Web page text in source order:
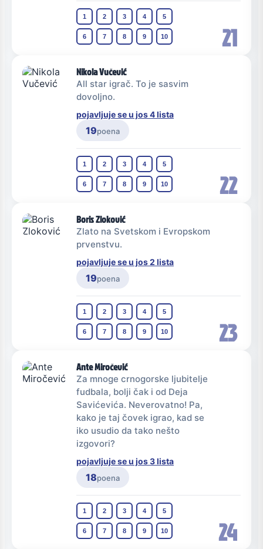
21
1 2 3 4 5
6 7 8 9 10
22
Nikola Vučević
All star igrač. To je sasvim
dovoljno.
pojavljuje se u jos 4 lista
19poena
1 2 3 4 5
6 7 8 9 10
23
Boris Zloković
Zlato na Svetskom i Evropskom
prvenstvu.
pojavljuje se u jos 2 lista
19poena
1 2 3 4 5
6 7 8 9 10
24
Ante Miročević
Za mnoge crnogorske ljubitelje
fudbala, bolji čak i od Deja
Savićevića. Neverovatno! Pa,
kako je taj čovek igrao, kad se
iko usudio da tako nešto
izgovori?
pojavljuje se u jos 3 lista
18poena
1 2 3 4 5
6 7 8 9 10